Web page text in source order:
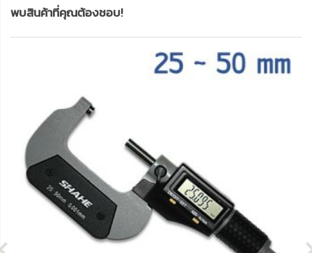
พบสินค้าที่คุณต้องชอบ!